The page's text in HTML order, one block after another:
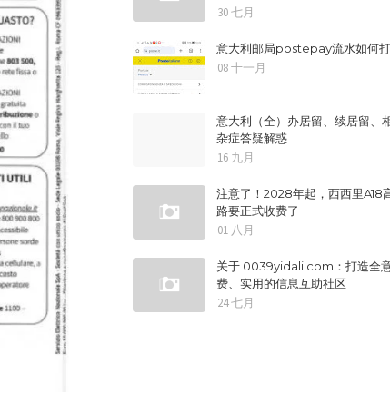
30 七月
意大利邮局postepay流水如何
08 十一月
意大利（全）办居留、续居留、
杂症答疑解惑
16 九月
注意了！2028年起，西西里A18
路要正式收费了
01 八月
关于 0039yidali.com：打造全
费、实用的信息互助社区
24 七月